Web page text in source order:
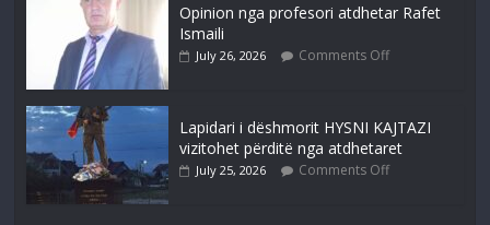
Opinion nga profesori atdhetar Rafet
Ismaili
July 26, 2026 Comments Off
Lapidari i dëshmorit HYSNI KAJTAZI
vizitohet përditë nga atdhetaret
July 25, 2026 Comments Off